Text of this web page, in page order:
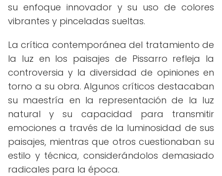
su enfoque innovador y su uso de colores
vibrantes y pinceladas sueltas.
La crítica contemporánea del tratamiento de
la luz en los paisajes de Pissarro refleja la
controversia y la diversidad de opiniones en
torno a su obra. Algunos críticos destacaban
su maestría en la representación de la luz
natural y su capacidad para transmitir
emociones a través de la luminosidad de sus
paisajes, mientras que otros cuestionaban su
estilo y técnica, considerándolos demasiado
radicales para la época.